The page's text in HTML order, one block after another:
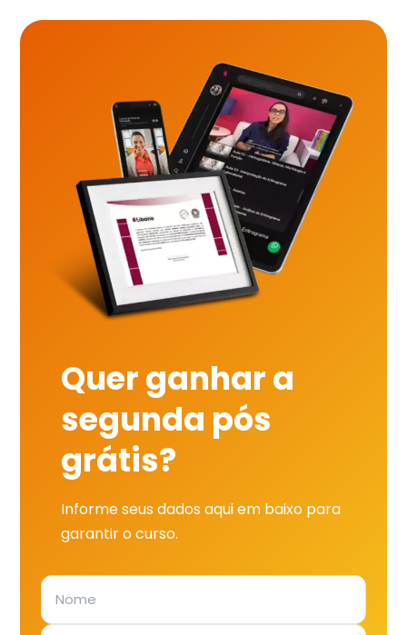
Quer ganhar a
segunda pós
grátis?
Informe seus dados aqui em baixo para
garantir o curso.